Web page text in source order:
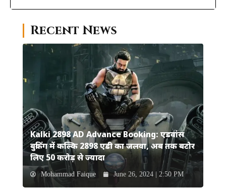
Recent News
Kalki 2898 AD Advance Booking: एडवांस
बुकिंग में कल्कि 2898 एडी का जलवा, अब तक बटोर
लिए 50 करोड़ से ज्यादा
Mohammad Faique June 26, 2024 | 2:50 PM